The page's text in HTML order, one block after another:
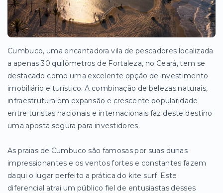
Cumbuco, uma encantadora vila de pescadores localizada
a apenas 30 quilômetros de Fortaleza, no Ceará, tem se
destacado como uma excelente opção de investimento
imobiliário e turístico. A combinação de belezas naturais,
infraestrutura em expansão e crescente popularidade
entre turistas nacionais e internacionais faz deste destino
uma aposta segura para investidores.
As praias de Cumbuco são famosas por suas dunas
impressionantes e os ventos fortes e constantes fazem
daqui o lugar perfeito a prática do kite surf. Este
diferencial atrai um público fiel de entusiastas desses